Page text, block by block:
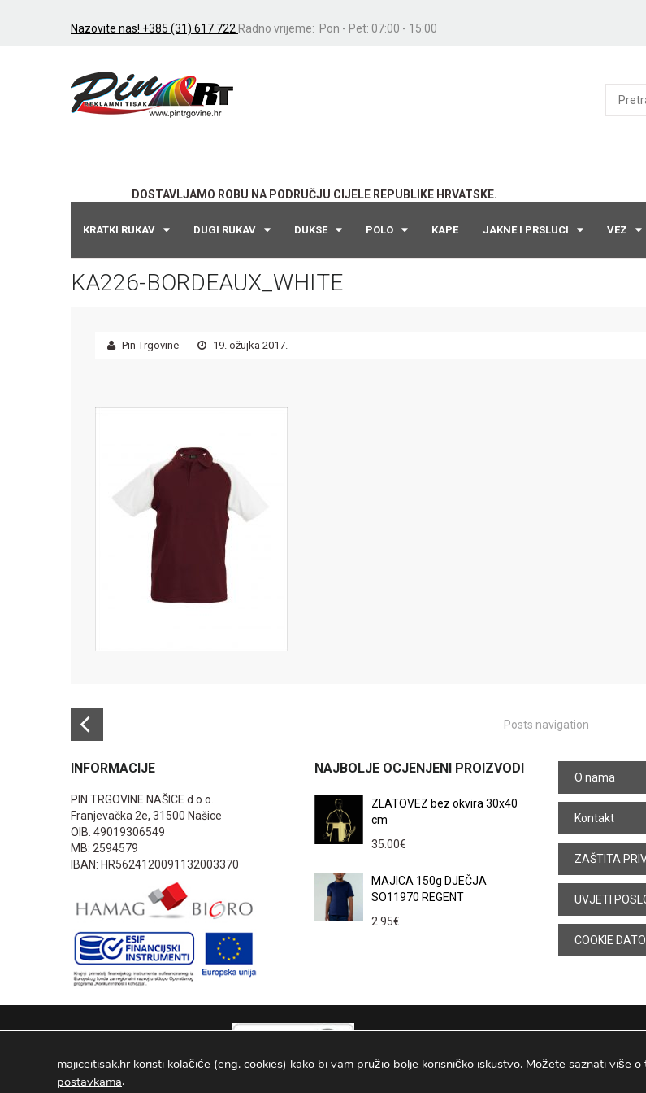
Nazovite nas! +385 (31) 617 722 Radno vrijeme: Pon - Pet: 07:00 - 15:00
DOSTAVLJAMO ROBU NA PODRUČJU CIJELE REPUBLIKE HRVATSKE.
KRATKI RUKAV DUGI RUKAV DUKSE POLO KAPE JAKNE I PRSLUCI VEZ
KA226-BORDEAUX_WHITE
Pin Trgovine 19. ožujka 2017.
Posts navigation
INFORMACIJE
PIN TRGOVINE NAŠICE d.o.o.
Franjevačka 2e, 31500 Našice
OIB: 49019306549
MB: 2594579
IBAN: HR5624120091132003370
NAJBOLJE OCJENJENI PROIZVODI
ZLATOVEZ bez okvira 30x40
cm
35.00€
MAJICA 150g DJEČJA
SO11970 REGENT
2.95€
O nama
Kontakt
ZAŠTITA
UVJETI
COOKIE
PIN TRGOVINE
majiceitisak.hr koristi kolačiće (eng. cookies) kako bi vam pružio bolje korisničko iskustvo. Možete saznati više
postavkama.